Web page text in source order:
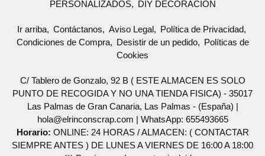
PERSONALIZADOS
DIY DECORACION
Ir arriba Contáctanos Aviso Legal
Política de Privacidad
Condiciones de Compra
Desistir de un pedido
Políticas de
Cookies
C/ Tablero de Gonzalo, 92 B ( ESTE ALMACEN ES SOLO
PUNTO DE RECOGIDA Y NO UNA TIENDA FISICA) - 35017
Las Palmas de Gran Canaria, Las Palmas - (España) |
hola@elrinconscrap.com | WhatsApp: 655493665
Horario: ONLINE: 24 HORAS / ALMACEN: ( CONTACTAR
SIEMPRE ANTES ) DE LUNES A VIERNES DE 16:00 A 18:00